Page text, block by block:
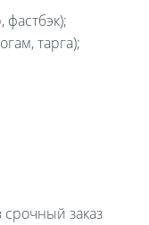
фастбэк);
тарга);
заказ